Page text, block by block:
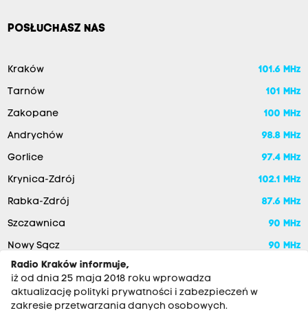
POSŁUCHASZ NAS
Kraków 101.6 MHz
Tarnów 101 MHz
Zakopane 100 MHz
Andrychów 98.8 MHz
Gorlice 97.4 MHz
Krynica-Zdrój 102.1 MHz
Rabka-Zdrój 87.6 MHz
Szczawnica 90 MHz
Nowy Sącz
90 MHz
Radio Kraków informuje,
iż od dnia 25 maja 2018 roku wprowadza
aktualizację polityki prywatności i zabezpieczeń w
zakresie przetwarzania danych osobowych.